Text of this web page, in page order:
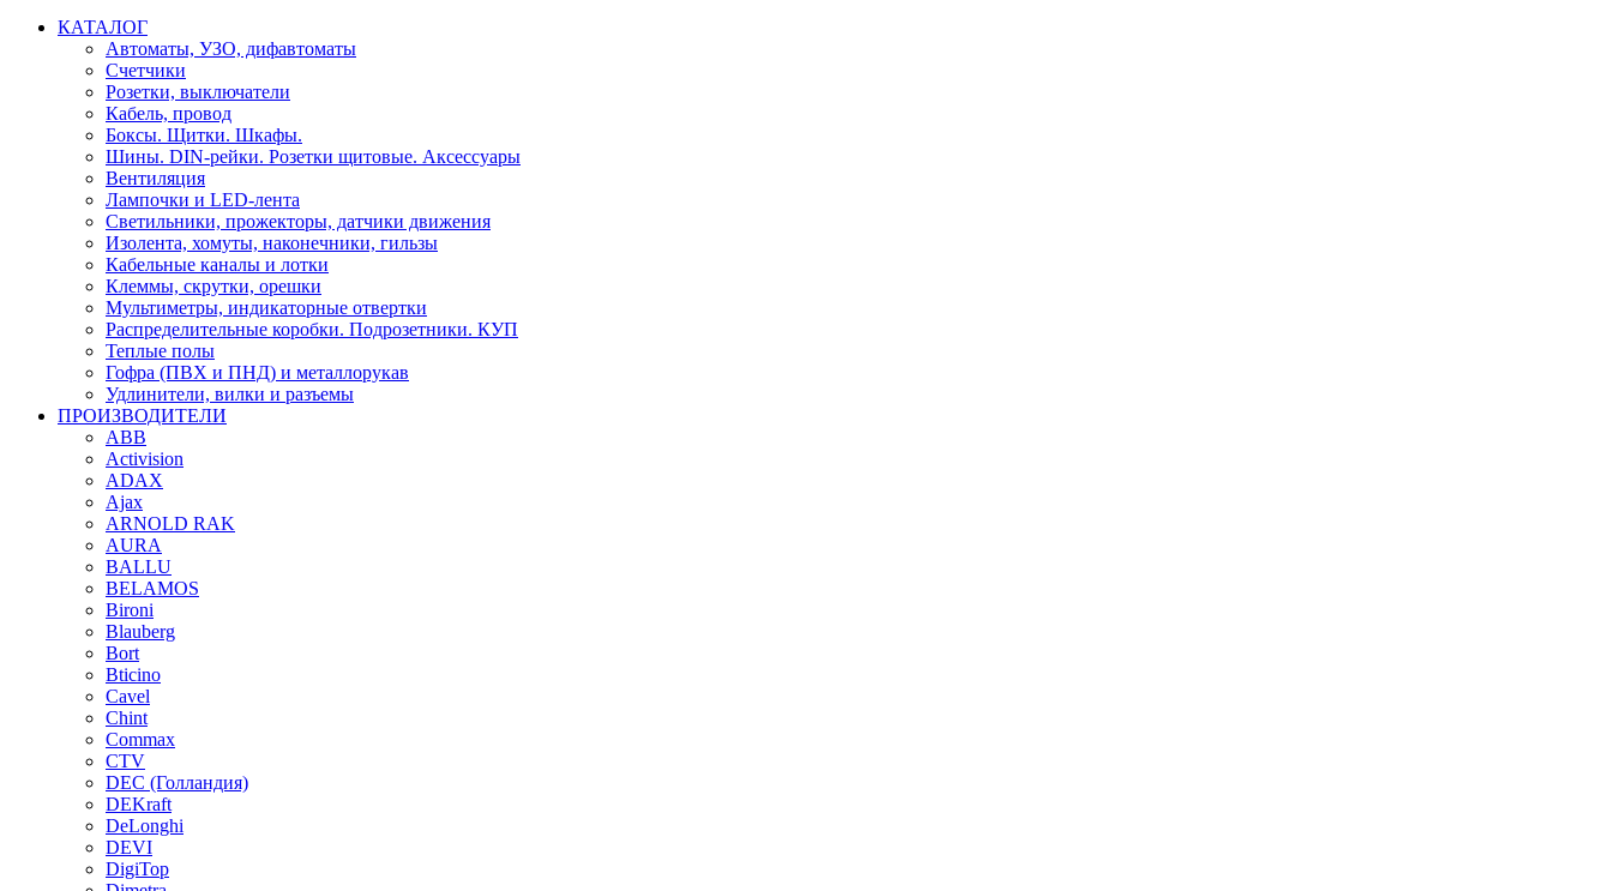
КАТАЛОГ
Автоматы, УЗО, дифавтоматы
Счетчики
Розетки, выключатели
Кабель, провод
Боксы. Щитки. Шкафы.
Шины. DIN-рейки. Розетки щитовые. Аксессуары
Вентиляция
Лампочки и LED-лента
Светильники, прожекторы, датчики движения
Изолента, хомуты, наконечники, гильзы
Кабельные каналы и лотки
Клеммы, скрутки, орешки
Мультиметры, индикаторные отвертки
Распределительные коробки. Подрозетники. КУП
Теплые полы
Гофра (ПВХ и ПНД) и металлорукав
Удлинители, вилки и разъемы
ПРОИЗВОДИТЕЛИ
ABB
Activision
ADAX
Ajax
ARNOLD RAK
AURA
BALLU
BELAMOS
Bironi
Blauberg
Bort
Bticino
Cavel
Chint
Commax
CTV
DEC (Голландия)
DEKraft
DeLonghi
DEVI
DigiTop